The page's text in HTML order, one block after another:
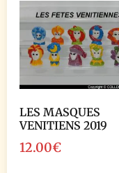
LES MASQUES
VENITIENS 2019
12.00€